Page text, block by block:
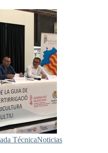
TécnicaNoticias